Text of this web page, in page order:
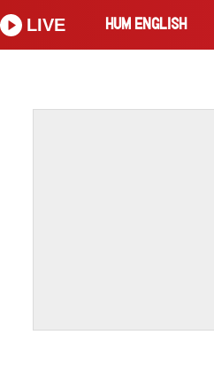
HUM ENGLISH
LIVE